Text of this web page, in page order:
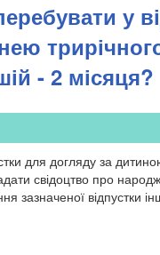
у
- 2 місяця?
для догляду за
свідоцтво про
відпустки